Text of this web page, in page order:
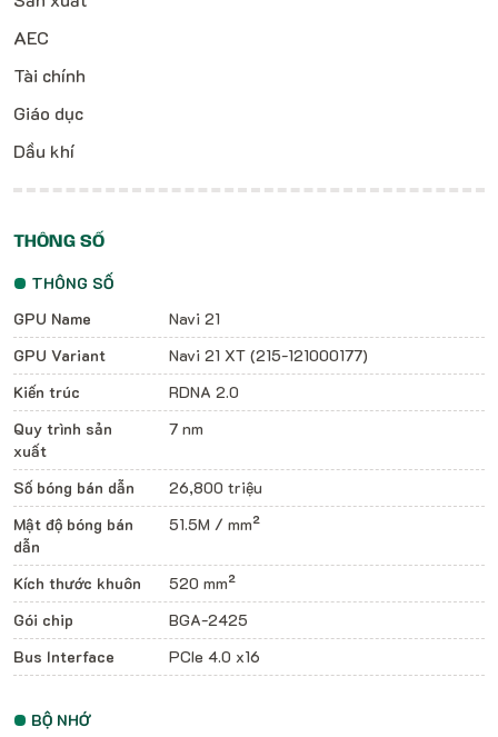
AEC
Tài chính
Giáo dục
Dầu khí
THÔNG SỐ
THÔNG SỐ
GPU Name
Navi 21
GPU Variant
Navi 21 XT (215-121000177)
Kiến trúc
RDNA 2.0
Quy trình sản
xuất
7 nm
Số bóng bán dẫn
26,800 triệu
Mật độ bóng bán
dẫn
51.5M / mm²
Kích thước khuôn
520 mm²
Gói chip
BGA-2425
Bus Interface
PCIe 4.0 x16
BỘ NHỚ